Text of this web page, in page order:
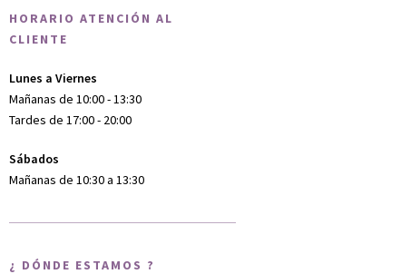
HORARIO ATENCIÓN AL
CLIENTE
Lunes a Viernes
Mañanas de 10:00 - 13:30
Tardes de 17:00 - 20:00
Sábados
Mañanas de 10:30 a 13:30
¿ DÓNDE ESTAMOS ?